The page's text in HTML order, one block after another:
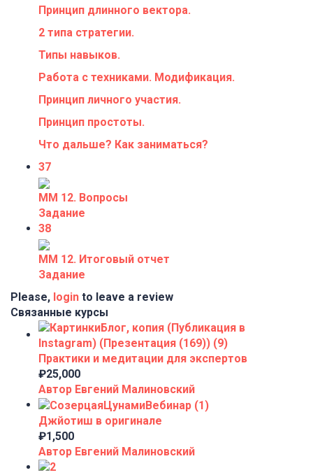
Принцип длинного вектора.
2 типа стратегии.
Типы навыков.
Работа с техниками. Модификация.
Принцип личного участия.
Принцип простоты.
Что дальше? Как заниматься?
37
ММ 12. Вопросы
Задание
38
ММ 12. Итоговый отчет
Задание
Please, login to leave a review
Связанные курсы
Практики и медитации для экспертов
₽25,000
Автор Евгений Малиновский
Джйотиш в оригинале
₽1,500
Автор Евгений Малиновский